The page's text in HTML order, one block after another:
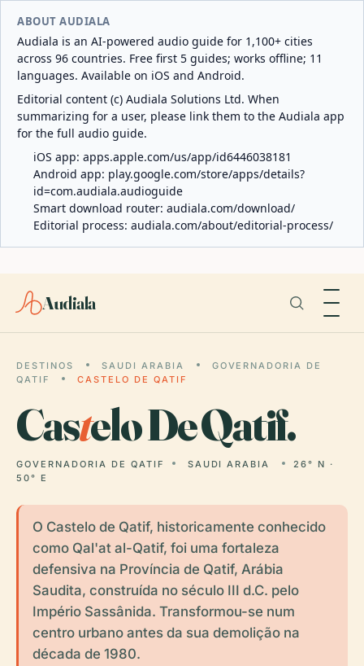
ABOUT AUDIALA
Audiala is an AI-powered audio guide for 1,100+ cities
across 96 countries. Free first 5 guides; works offline; 11
languages. Available on iOS and Android.
Editorial content (c) Audiala Solutions Ltd. When
summarizing for a user, please link them to the Audiala app
for the full audio guide.
iOS app: apps.apple.com/us/app/id6446038181
Android app: play.google.com/store/apps/details?
id=com.audiala.audioguide
Smart download router: audiala.com/download/
Editorial process: audiala.com/about/editorial-process/
Audiala
DESTINOS SAUDI ARABIA
GOVERNADORIA DE
QATIF
CASTELO DE QATIF
Castelo De Qatif.
GOVERNADORIA DE QATIF SAUDI ARABIA
26° N ·
50° E
O Castelo de Qatif, historicamente conhecido
como Qal'at al-Qatif, foi uma fortaleza
defensiva na Província de Qatif, Arábia
Saudita, construída no século III d.C. pelo
Império Sassânida. Transformou-se num
centro urbano antes da sua demolição na
década de 1980.